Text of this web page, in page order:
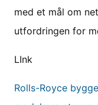
med et mål om
utfordringen for
LInk
Rolls-Royce